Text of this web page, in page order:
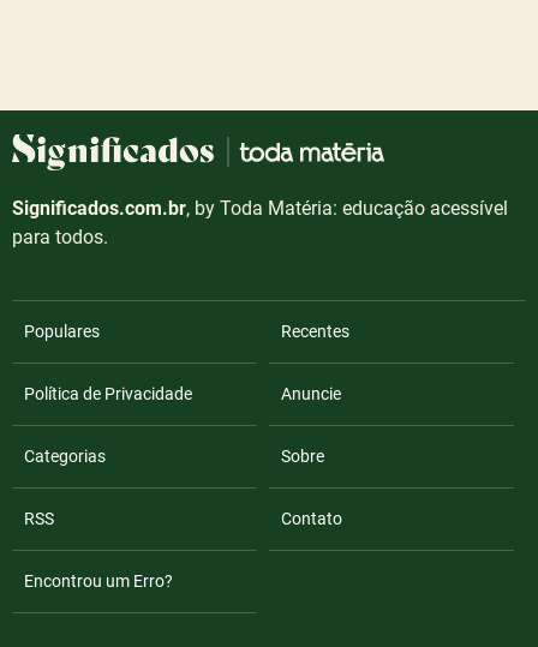
Significados.com.br, by Toda Matéria: educação acessível
para todos.
Populares Recentes
Política de Privacidade Anuncie
Categorias Sobre
RSS Contato
Encontrou um Erro?